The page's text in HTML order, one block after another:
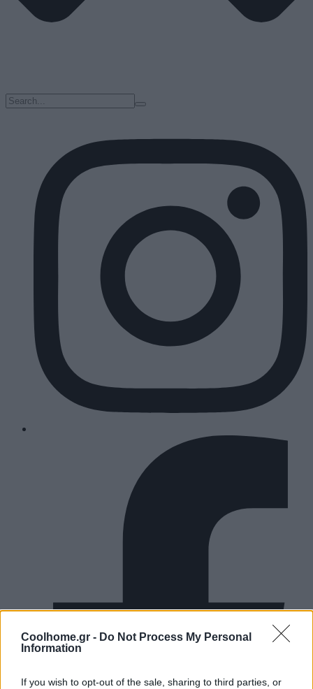
Coolhome.gr - Do Not Process My Personal
Information
If you wish to opt-out of the sale, sharing to third parties, or